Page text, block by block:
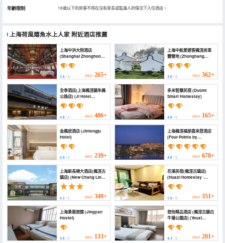
年齡限制 18歲以下的房客不得在沒有家長或監護人的情況下入住酒店。
上海荷風嬉魚水上人家 附近酒店推薦
上海中洪大院酒店
(Shanghai Zhonghong
Dayuan Hotel)
3.6 / 5 HKD 265+
上海中航愛遊客楓涇房車
露營地 (Zhonghang
Aiyouke Fengjing RV
Camp)
3.6/ 5 HKD 362+
全季酒店(上海楓涇鎮朱楓
公路店) (Ji Hotel
(Shanghai Zhujing Town
Zhufeng Highway
4.8 / 5 HKD 406+
多米智慧民宿 (Duomi
Smart Homestay)
4.8/ 5 HKD 165+
金楓居酒店 (Jinfengju
Hotel)
4.9 / 5 HKD 239+
上海楓涇福朋喜來登酒店
(Four Points by
Sheraton Fengjing)
4.8/ 5 HKD 678+
上海新長嶺大酒店(楓涇古
鎮店) (New Chang Ling
Hotel)
4.2 / 5 HKD 349+
花溪民宿(楓涇古鎮店)
(Huaxi Homestay ·
Fengjing Ancient Town
Branch, Shanghai)
1.6/ 5 HKD 351+
上海景晏旅館 (Jingyan
Hostel)
3.8 / 5 HKD 133+
悠怡精品酒店 (楓涇古鎮白
牛塘公園店) (Youxi
Boutique Hotel)
4.3/ 5 HKD 201+